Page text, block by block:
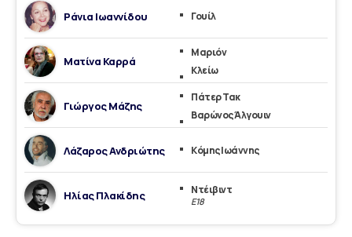
Ράνια Ιωαννίδου Γουίλ
Ματίνα Καρρά
Μαριόν
Κλείω
Γιώργος Μάζης
Πάτερ Τακ
Βαρώνος Άλγουιν
Λάζαρος Ανδριώτης Κόμης Ιωάννης
Ηλίας Πλακίδης Ντέιβιντ
Ε18